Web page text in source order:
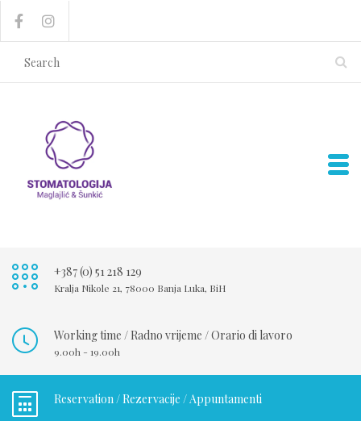
+387 (0) 51 218 129
Kralja Nikole 21, 78000 Banja Luka, BiH
Working time / Radno vrijeme / Orario di lavoro
9.00h - 19.00h
Reservation / Rezervacije / Appuntamenti